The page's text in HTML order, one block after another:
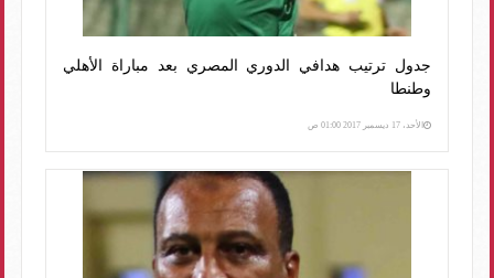
جدول ترتيب هدافي الدوري المصري بعد مباراة الأهلي
وطنطا
الأحد، 17 ديسمبر 2017 01:00 ص